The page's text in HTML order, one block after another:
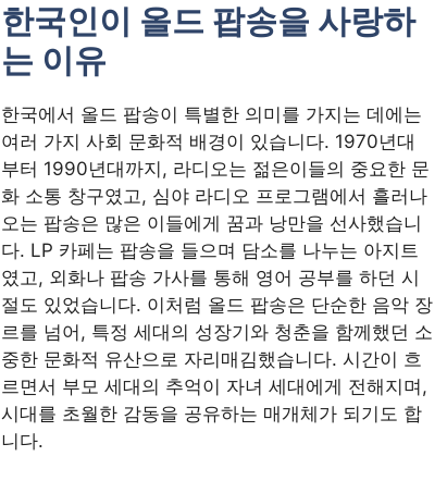
한국인이 올드 팝송을 사랑하
는 이유
한국에서 올드 팝송이 특별한 의미를 가지는 데에는
여러 가지 사회 문화적 배경이 있습니다. 1970년대
부터 1990년대까지, 라디오는 젊은이들의 중요한 문
화 소통 창구였고, 심야 라디오 프로그램에서 흘러나
오는 팝송은 많은 이들에게 꿈과 낭만을 선사했습니
다. LP 카페는 팝송을 들으며 담소를 나누는 아지트
였고, 외화나 팝송 가사를 통해 영어 공부를 하던 시
절도 있었습니다. 이처럼 올드 팝송은 단순한 음악 장
르를 넘어, 특정 세대의 성장기와 청춘을 함께했던 소
중한 문화적 유산으로 자리매김했습니다. 시간이 흐
르면서 부모 세대의 추억이 자녀 세대에게 전해지며,
시대를 초월한 감동을 공유하는 매개체가 되기도 합
니다.